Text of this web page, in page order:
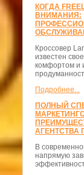
КОГДА
ВНИМАНИЯ:
Кроссовер
известен
комфортом и
Подробнее...
ПОЛНЫЙ
АГЕНТСТВА
В
напрямую